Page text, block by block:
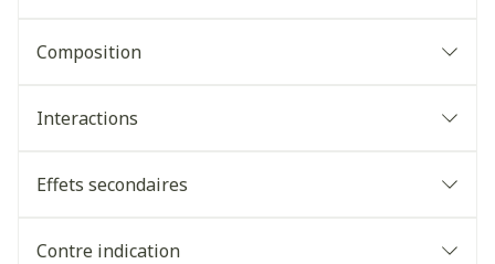
Composition
Interactions
Effets secondaires
Contre indication